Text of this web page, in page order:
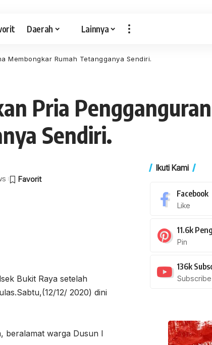
Daerah Lainnya
Membongkar Rumah Tetangganya Sendiri.
Pria
Sendiri.
Bukit Raya setelah
12/ 2020) dini
beralamat warga Dusun I
Ikuti Kami
Facebook
Like
11.6k
Pin
136k
Subscribe